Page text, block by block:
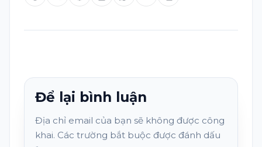
Để lại bình luận
Địa chỉ email của bạn sẽ không được công
khai. Các trường bắt buộc được đánh dấu